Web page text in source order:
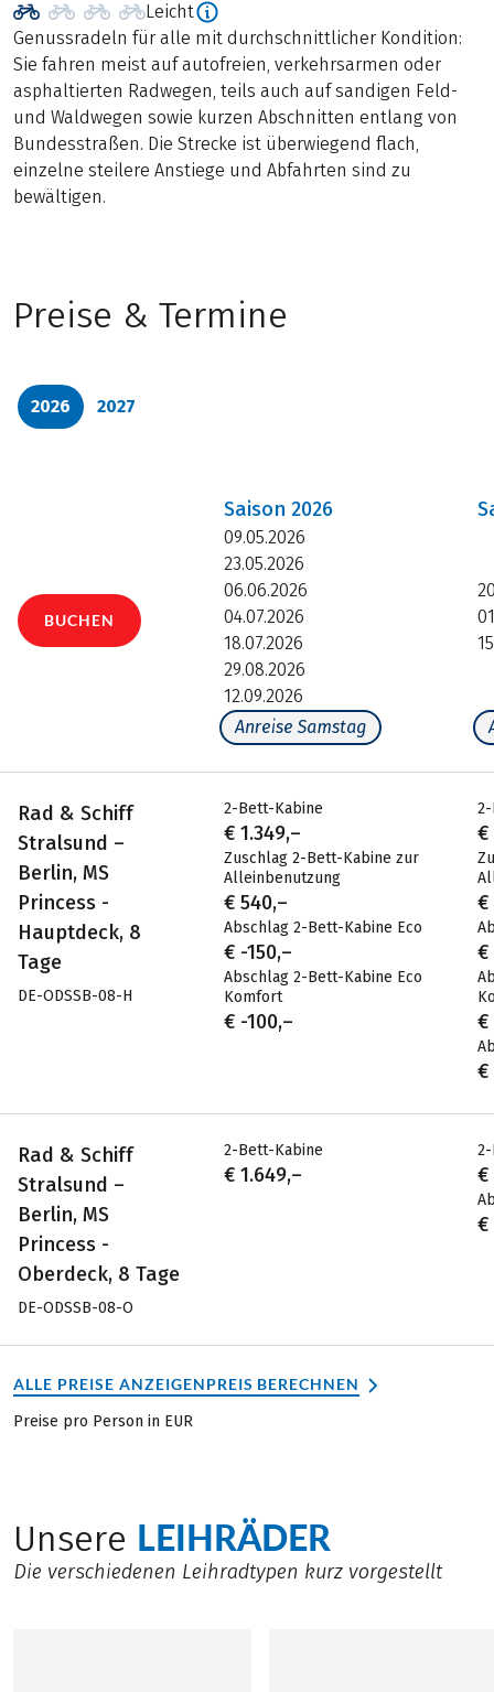
Leicht
Genussradeln für alle mit durchschnittlicher Kondition:
Sie fahren meist auf autofreien, verkehrsarmen oder
asphaltierten Radwegen, teils auch auf sandigen Feld-
und Waldwegen sowie kurzen Abschnitten entlang von
Bundesstraßen. Die Strecke ist überwiegend flach,
einzelne steilere Anstiege und Abfahrten sind zu
bewältigen.
Preise & Termine
2026 2027
BUCHEN
Rad & Schiff
Stralsund –
Berlin, MS
Princess -
Hauptdeck, 8
Tage
DE-ODSSB-08-H
Rad & Schiff
Stralsund –
Berlin, MS
Princess -
Oberdeck, 8 Tage
DE-ODSSB-08-O
Saison 2026
09.05.2026
23.05.2026
06.06.2026
04.07.2026
18.07.2026
29.08.2026
12.09.2026
Anreise Samstag
2-Bett-Kabine
€ 1.349,–
Zuschlag 2-Bett-Kabine zur
Alleinbenutzung
€ 540,–
Abschlag 2-Bett-Kabine Eco
€ -150,–
Abschlag 2-Bett-Kabine Eco
Komfort
€ -100,–
2-Bett-Kabine
€ 1.649,–
€
€
€
€
€
€
€
ALLE PREISE ANZEIGENPREIS BERECHNEN
Preise pro Person in EUR
Unsere LEIHRÄDER
Die verschiedenen Leihradtypen kurz vorgestellt